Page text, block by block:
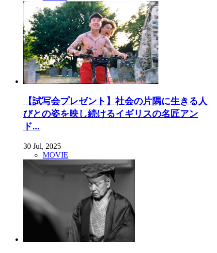
【試写会プレゼント】社会の片隅に生きる人
びとの姿を映し続けるイギリスの名匠アン
ド...
30 Jul, 2025
MOVIE